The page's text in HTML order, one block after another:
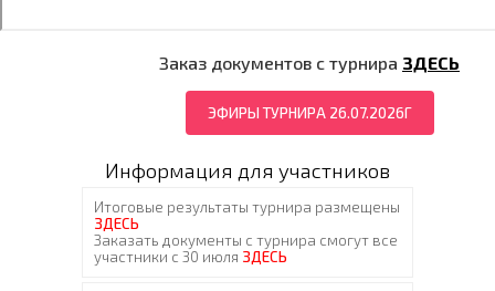
Заказ документов с турнира ЗДЕСЬ
ЭФИРЫ ТУРНИРА 26.07.2026Г
Информация для участников